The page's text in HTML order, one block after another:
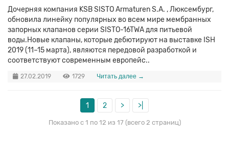
Дочерняя компания KSB SISTO Armaturen S.A. , Люксембург,
обновила линейку популярных во всем мире мембранных
запорных клапанов серии SISTO-16TWA для питьевой
воды.Новые клапаны, которые дебютируют на выставке ISH
2019 (11–15 марта), являются передовой разработкой и
соответствуют современным европейс..
27.02.2019 1729 Читать далее →
1 2 > >|
Показано с 1 по 12 из 17 (всего 2 страниц)